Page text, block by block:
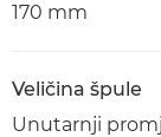
170 mm
Veličina špule
Unutarnji